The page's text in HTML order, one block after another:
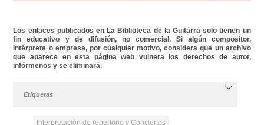
Los enlaces publicados en La Biblioteca de la Guitarra solo tienen un
fin educativo y de difusión, no comercial. Si algún compositor,
intérprete o empresa, por cualquier motivo, considera que un archivo
que aparece en esta página web vulnera los derechos de autor,
infórmenos y se eliminará.
Etiquetas
Interpretación de repertorio y Conciertos